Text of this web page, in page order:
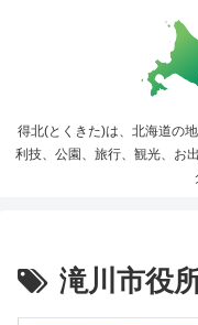
得北(とくきた)は、北海道の
利技、公園、旅行、観光、お
滝川市役